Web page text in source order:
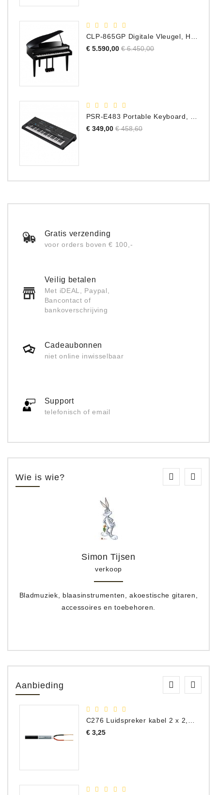
€ 5.590,00 Normale
€ 6.450,00Prijs
€ 349,00 Normale
€ 458,60Prijs
Gratis verzending
voor orders boven € 100,-
Veilig betalen
Met iDEAL, Paypal,
Bancontact of
bankoverschrijving
Cadeaubonnen
niet online inwisselbaar
Support
telefonisch of email
Wie is wie?
Simon Tijsen
verkoop
Bladmuziek, blaasinstrumenten, akoestische gitaren,
accessoires en toebehoren.
Aanbieding
C276 Luidspreker kabel 2 x 2,50 mm² (per meter)
€ 3,25Prijs